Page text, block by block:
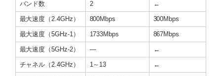
バンド数 2 ←
最大速度（2.4GHz） 800Mbps 300Mbps
最大速度（5GHz-1） 1733Mbps 867Mbps
最大速度（5GHz-2） ― ←
チャネル（2.4GHz） 1～13 ←